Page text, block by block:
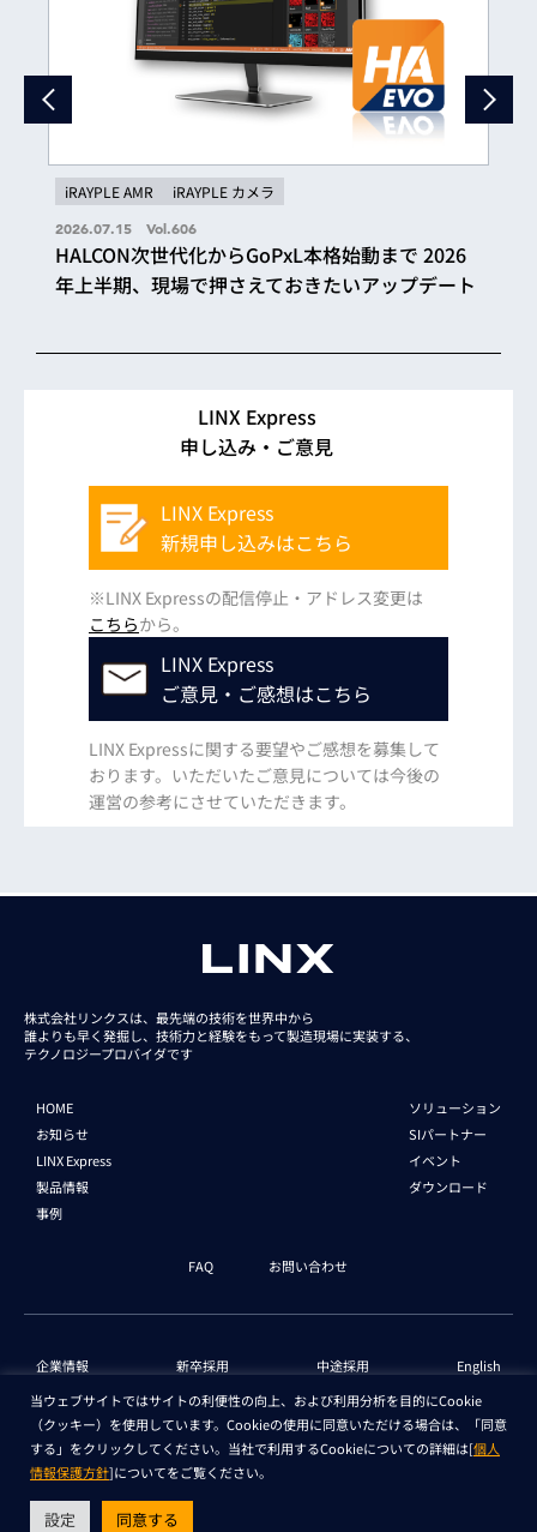
iRAYPLE AMR iRAYPLE カメラ
2026.07.15 Vol.606
HALCON次世代化からGoPxL本格始動まで 2026
年上半期、現場で押さえておきたいアップデート
LINX Express
申し込み・ご意見
LINX Express
新規申し込みはこちら
※LINX Expressの配信停止・アドレス変更は
こちらから。
LINX Express
ご意見・ご感想はこちら
LINX Expressに関する要望やご感想を募集して
おります。いただいたご意見については今後の
運営の参考にさせていただきます。
株式会社リンクスは、最先端の技術を世界中から
誰よりも早く発掘し、技術力と経験をもって製造現場に実装する、
テクノロジープロバイダです
HOME
お知らせ
LINX Express
製品情報
事例
ソリューション
SIパートナー
イベント
ダウンロード
FAQ お問い合わせ
企業情報 新卒採用 中途採用 English
個人情報保護法 情報 セキュリティ基本方針
Copyright © LINX Corporation. All Rights Reserved.
当ウェブサイトではサイトの利便性の向上、および利用分析を目的にCookie
（クッキー）を使用しています。Cookieの使用に同意いただける場合は、「同意
する」をクリックしてください。当社で利用するCookieについての詳細は[個人
情報保護方針]についてをご覧ください。
設定 同意する